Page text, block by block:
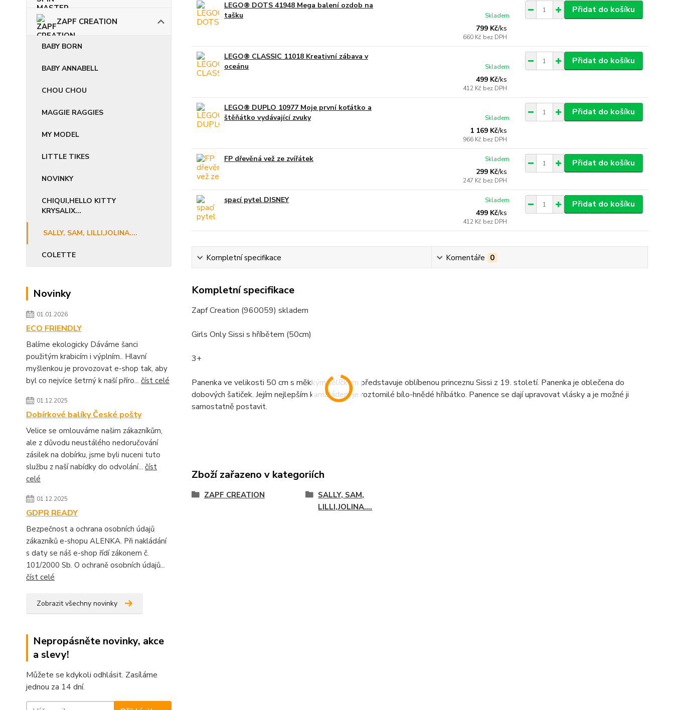
ZAPF CREATION
BABY BORN
BABY ANNABELL
CHOU CHOU
MAGGIE RAGGIES
MY MODEL
LITTLE TIKES
NOVINKY
CHIQUI,HELLO KITTY
KRYSALIX...
SALLY, SAM, LILLI,JOLINA....
COLETTE
Novinky
01.01.2026
ECO FRIENDLY
Balíme ekologicky Dáváme šanci
použitým krabicím i výplním.. Hlavní
myšlenkou je provozovat e-shop tak, aby
byl co nejvíce šetrný k naší příro... číst celé
01.12.2025
Dobírkové balíky České pošty
Velice se omlouváme našim zákazníkům,
ale z důvodu neustálého nedoručování
zásilek na dobírku, jsme byli nuceni tuto
službu z naší nabídky do odvolání... číst
celé
01.12.2025
GDPR READY
Bezpečnost a ochrana osobních údajů
zákazníků e-shopu ALENKA. Při nakládání
s daty se náš e-shop řídí zákonem č.
101/2000 Sb. O ochraně osobních údajů...
číst celé
Zobrazit všechny novinky
Nepropásněte novinky, akce
a slevy!
Můžete se kdykoli odhlásit. Zasíláme
jednou za 14 dní.
LEGO® DOTS 41948 Mega balení ozdob na
tašku
799 Kč/ks
660 Kč bez DPH
Skladem
Přidat do košíku
LEGO® CLASSIC 11018 Kreativní zábava v
oceánu
499 Kč/ks
412 Kč bez DPH
Skladem
Přidat do košíku
LEGO® DUPLO 10977 Moje první koťátko a
štěňátko vydávající zvuky
1 169 Kč/ks
966 Kč bez DPH
Skladem
Přidat do košíku
FP dřevěná vež ze zvířátek
299 Kč/ks
247 Kč bez DPH
Skladem Přidat do košíku
spací pytel DISNEY
499 Kč/ks
412 Kč bez DPH
Skladem Přidat do košíku
Kompletní specifikace Komentáře 0
Kompletní specifikace
Zapf Creation (960059) skladem
Girls Only Sissi s hříbětem (50cm)
3+
Panenka ve velikosti 50 cm s měkkým tělíčkem představuje oblíbenou princeznu Sissi z 19. století. Panenka je oblečena do
dobových šatiček. Jejím nejlepším kamarádem je roztomilé bílo-hnědé hříbátko. Panence se dají upravovat vlásky a je možné ji
samostatně postavit.
Zboží zařazeno v kategoriích
ZAPF CREATION
SALLY, SAM,
LILLI,JOLINA....